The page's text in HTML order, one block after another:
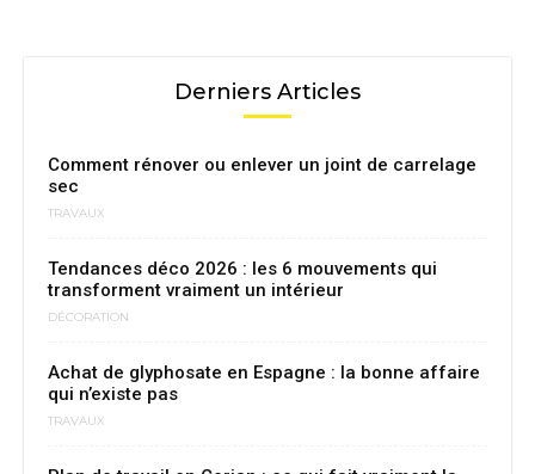
Derniers Articles
Comment rénover ou enlever un joint de carrelage
sec
TRAVAUX
Tendances déco 2026 : les 6 mouvements qui
transforment vraiment un intérieur
DÉCORATION
Achat de glyphosate en Espagne : la bonne affaire
qui n’existe pas
TRAVAUX